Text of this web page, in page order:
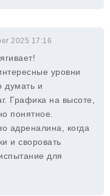
2025 17:16
уровни
думать и
Графика на высоте,
понятное.
адреналина, когда
и своровать
для